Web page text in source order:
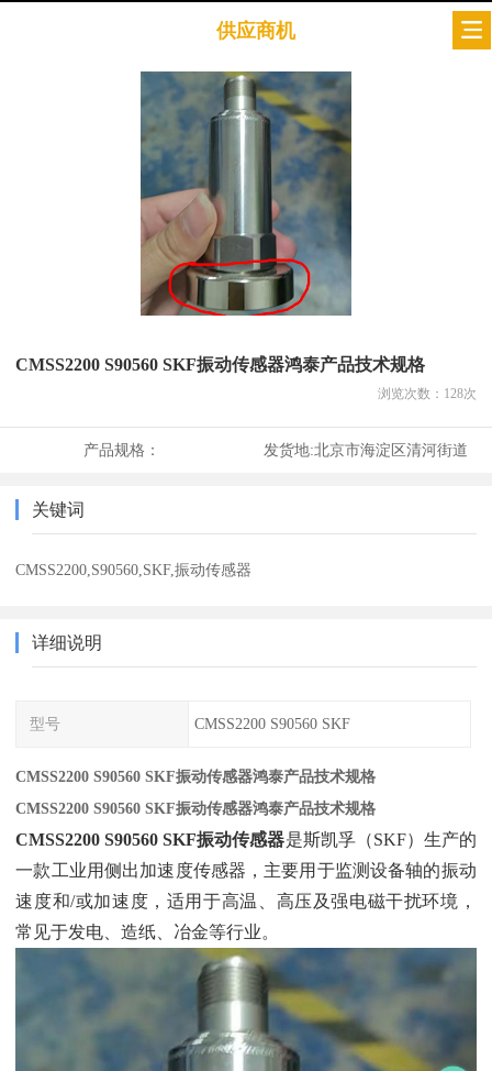
供应商机
CMSS2200 S90560 SKF振动传感器鸿泰产品技术规格
浏览次数： 128次
产品规格： 发货地:北京市海淀区清河街道
关键词
CMSS2200,S90560,SKF,振动传感器
详细说明
型号 CMSS2200 S90560 SKF
CMSS2200 S90560 SKF振动传感器鸿泰产品技术规格
CMSS2200 S90560 SKF振动传感器鸿泰产品技术规格
CMSS2200 S90560 SKF振动传感器‌是斯凯孚（SKF）生产的
一款工业用侧出加速度传感器，主要用于监测设备轴的振动
速度和/或加速度，适用于高温、高压及强电磁干扰环境，
常见于发电、造纸、冶金等行业。